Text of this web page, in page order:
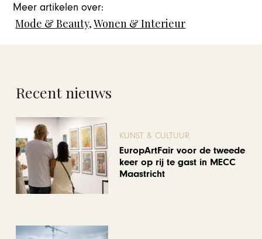
Meer artikelen over:
Mode & Beauty,Wonen & Interieur
Recent nieuws
KUNST & CULTUUR
EuropArtFair voor de tweede
keer op rij te gast in MECC
Maastricht